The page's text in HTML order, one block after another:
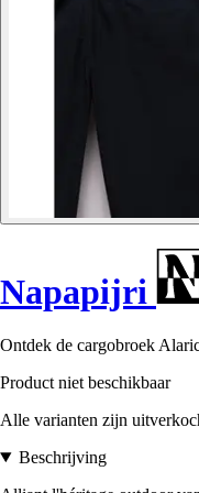
Napapijri
Ontdek de cargobroek
Product niet beschikbaar
Alle varianten zijn
Beschrijving